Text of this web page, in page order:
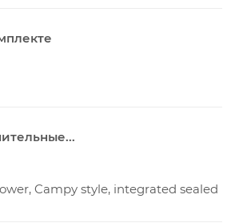
Campy style, integrated sealed